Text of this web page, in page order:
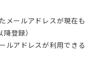
メールアドレスが現在も
登録）
ルアドレスが利用できる